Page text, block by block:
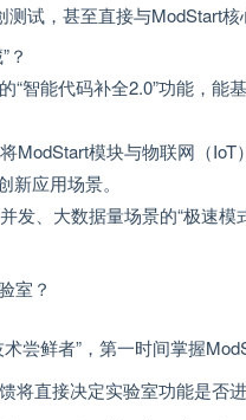
试，甚至直接与ModStart
？
“智能代码补全2.0”功能，能
ModStart模块与物联网（
新应用场景。
发、大数据量场景的“极速
室？
尝鲜者”，第一时间掌握
将直接决定实验室功能是否